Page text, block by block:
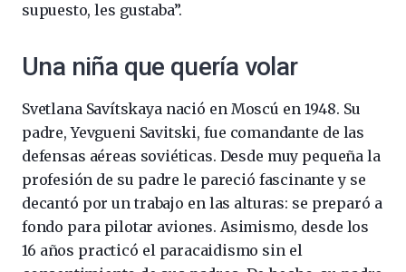
supuesto, les gustaba”.
Una niña que quería volar
Svetlana Savítskaya nació en Moscú en 1948. Su
padre, Yevgueni Savitski, fue comandante de las
defensas aéreas soviéticas. Desde muy pequeña la
profesión de su padre le pareció fascinante y se
decantó por un trabajo en las alturas: se preparó a
fondo para pilotar aviones. Asimismo, desde los
16 años practicó el paracaidismo sin el